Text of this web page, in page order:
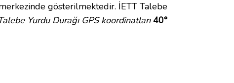
gösterilmektedir. İETT Talebe
Yurdu Durağı GPS koordinatları 40°